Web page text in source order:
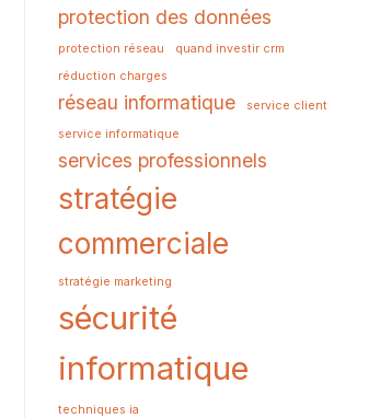
protection des données
protection réseau
quand investir crm
réduction charges
réseau informatique
service client
service informatique
services professionnels
stratégie
commerciale
stratégie marketing
sécurité
informatique
techniques ia